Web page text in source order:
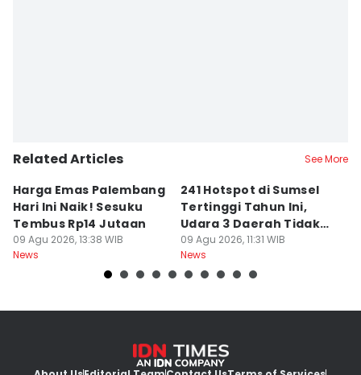
Related Articles See More
Harga Emas Palembang
Hari Ini Naik! Sesuku
Tembus Rp14 Jutaan
09 Agu 2026, 13:38 WIB
News
241 Hotspot di Sumsel
Tertinggi Tahun Ini,
Udara 3 Daerah Tidak
Sehat
09 Agu 2026, 11:31 WIB
News